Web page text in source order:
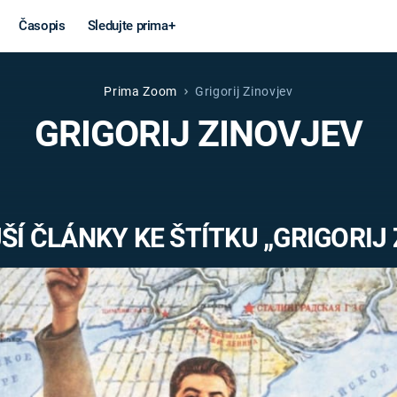
Časopis Sledujte prima+
Věda a
technika
MARS
Války
VÁLEČNÉ
Záhady a
Prima Zoom Grigorij Zinovjev
GRIGORIJ ZINOVJEV
ČLÁNKY KE ŠTÍTKU „GRIGORIJ